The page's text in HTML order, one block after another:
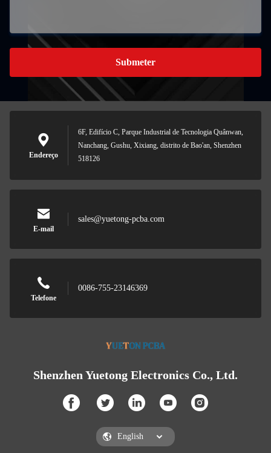
Submeter
Endereço
6F, Edifício C, Parque Industrial de Tecnologia Quânwan,
Nanchang, Gushu, Xixiang, distrito de Bao'an, Shenzhen
518126
E-mail
sales@yuetong-pcba.com
Telefone
0086-755-23146369
Shenzhen Yuetong Electronics Co., Ltd.